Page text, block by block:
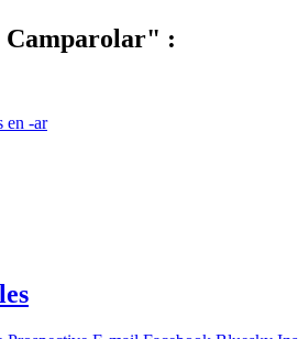
Camparolar" :
en -ar